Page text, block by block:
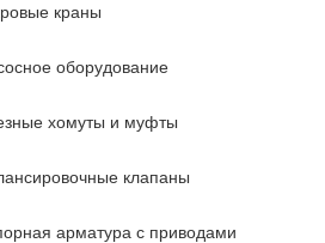
краны
оборудование
хомуты и муфты
клапаны
арматура с приводами